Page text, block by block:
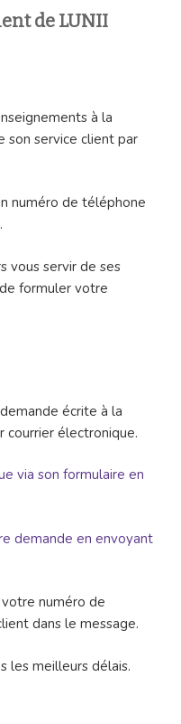
de LUNII
à la
son service client par
numéro de téléphone
vous servir de ses
formuler votre
écrite à la
courrier électronique.
via son formulaire en
demande en envoyant
numéro de
dans le message.
les meilleurs délais.